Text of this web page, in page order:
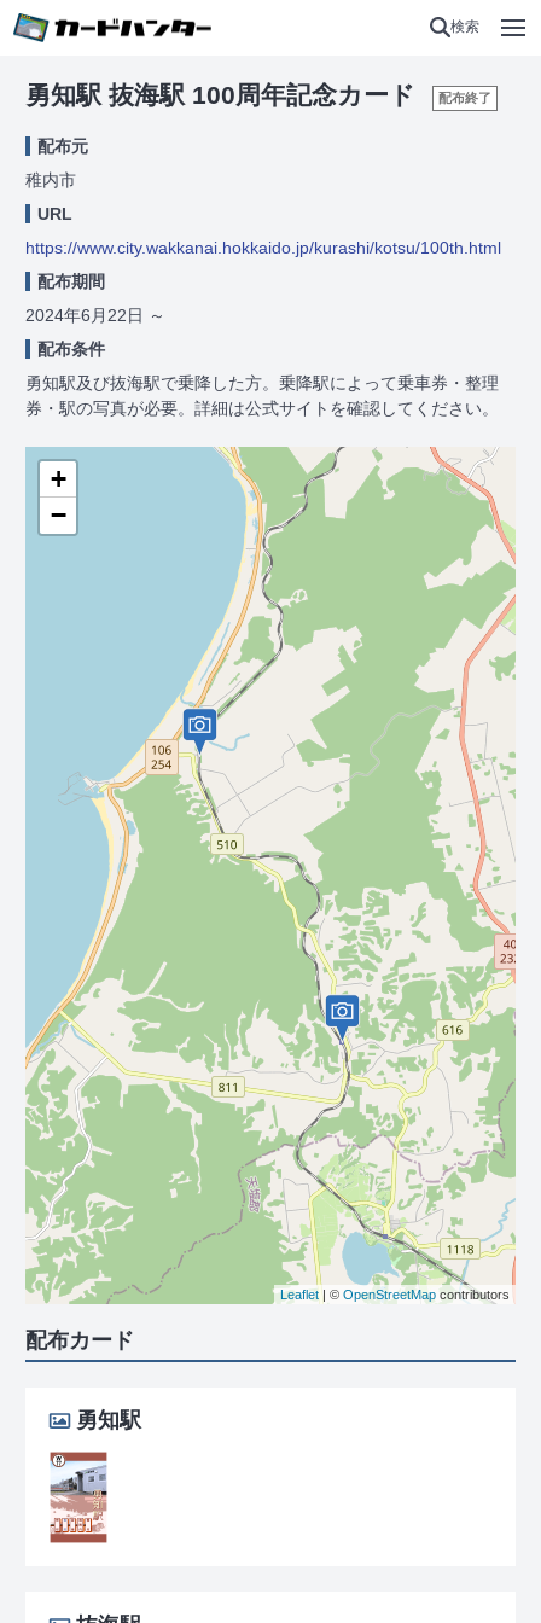
検索
勇知駅 抜海駅 100周年記念カード 配布終了
配布元
稚内市
URL
https://www.city.wakkanai.hokkaido.jp/kurashi/kotsu/100th.html
配布期間
2024年6月22日 ～
配布条件
勇知駅及び抜海駅で乗降した方。乗降駅によって乗車券・整理
券・駅の写真が必要。詳細は公式サイトを確認してください。
+
−
Leaflet | © OpenStreetMap contributors
配布カード
勇知駅